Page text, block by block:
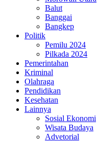
Balut
Banggai
Bangkep
Politik
Pemilu 2024
Pilkada 2024
Pemerintahan
Kriminal
Olahraga
Pendidikan
Kesehatan
Lainnya
Sosial Ekonomi
Wisata Budaya
Advetorial